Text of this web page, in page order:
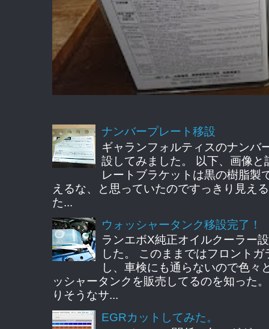
ナンバープレート移設
ギャランフォルティスのナンバ
設してみました。 以下、画像
レートブラケットは黒の樹脂製
えるな、と思っていたのですっきり見え
た...
ウォッシャータンク移設完了！
ランエボX純正オイルクーラー
した。 このままではフロント
し、車検にも通らないので色々
ッシャータンクを販売してるのを知った
りそうなサ...
EGRカットしてみた。